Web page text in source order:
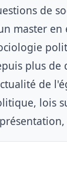
de
master en
plus de
de
lois